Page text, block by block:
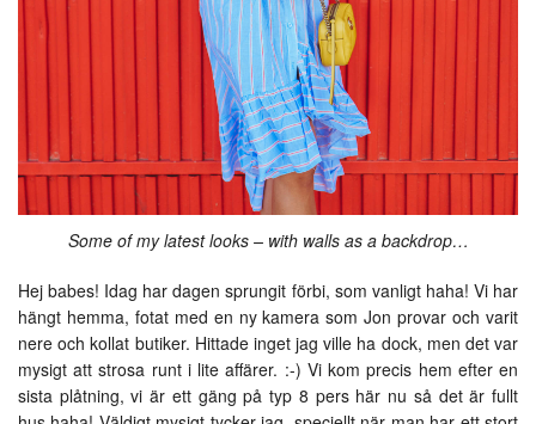
Some of my latest looks – with walls as a backdrop…
Hej babes! Idag har dagen sprungit förbi, som vanligt haha! Vi har
hängt hemma, fotat med en ny kamera som Jon provar och varit
nere och kollat butiker. Hittade inget jag ville ha dock, men det var
mysigt att strosa runt i lite affärer. :-) Vi kom precis hem efter en
sista plåtning, vi är ett gäng på typ 8 pers här nu så det är fullt